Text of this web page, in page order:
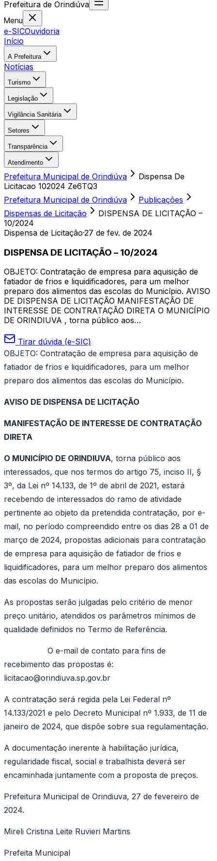
Prefeitura de Orindiúva
Menu
e-SICOuvidoria
Início
A Prefeitura
Notícias
Turismo
Legislação
Vigilância Sanitária
Setores
Transparência
Atendimento
Prefeitura Municipal de Orindiúva
Dispensa De
Licitacao 102024 Ze6TQ3
Prefeitura Municipal de Orindiúva
Publicações
Dispensas de Licitação
DISPENSA DE LICITAÇÃO –
10/2024
Dispensa de Licitação·27 de fev. de 2024
DISPENSA DE LICITAÇÃO – 10/2024
OBJETO: Contratação de empresa para aquisição de
fatiador de frios e liquidificadores, para um melhor
preparo dos alimentos das escolas do Município. AVISO
DE DISPENSA DE LICITAÇÃO MANIFESTAÇÃO DE
INTERESSE DE CONTRATAÇÃO DIRETA O MUNICÍPIO
DE ORINDIUVA , torna público aos…
Tirar dúvida (e-SIC)
OBJETO: Contratação de empresa para aquisição de
fatiador de frios e liquidificadores, para um melhor
preparo dos alimentos das escolas do Município.
AVISO DE DISPENSA DE LICITAÇÃO
MANIFESTAÇÃO DE INTERESSE DE CONTRATAÇÃO
DIRETA
O MUNICÍPIO DE ORINDIUVA, torna público aos
interessados, que nos termos do artigo 75, inciso II, §
3º, da Lei nº 14.133, de 1º de abril de 2021, estará
recebendo de interessados do ramo de atividade
pertinente ao objeto da pretendida contratação, por e-
mail, no período compreendido entre os dias 28 a 01 de
março de 2024, propostas adicionais para contratação
de empresa para aquisição de fatiador de frios e
liquidificadores, para um melhor preparo dos alimentos
das escolas do Município.
As propostas serão julgadas pelo critério de menor
preço unitário, atendidos os parâmetros mínimos de
qualidade definidos no Termo de Referência.
O e-mail de contato para fins de
recebimento das propostas é:
licitacao@orindiuva.sp.gov.br
A contratação será regida pela Lei Federal nº
14.133/2021 e pelo Decreto Municipal nº 1.933, de 11 de
janeiro de 2024, que dispõe sobre sua regulamentação.
A documentação inerente à habilitação jurídica,
regularidade fiscal, social e trabalhista deverá ser
encaminhada juntamente com a proposta de preços.
Prefeitura Municipal de Orindiuva, 27 de fevereiro de
2024.
Mireli Cristina Leite Ruvieri Martins
Prefeita Municipal